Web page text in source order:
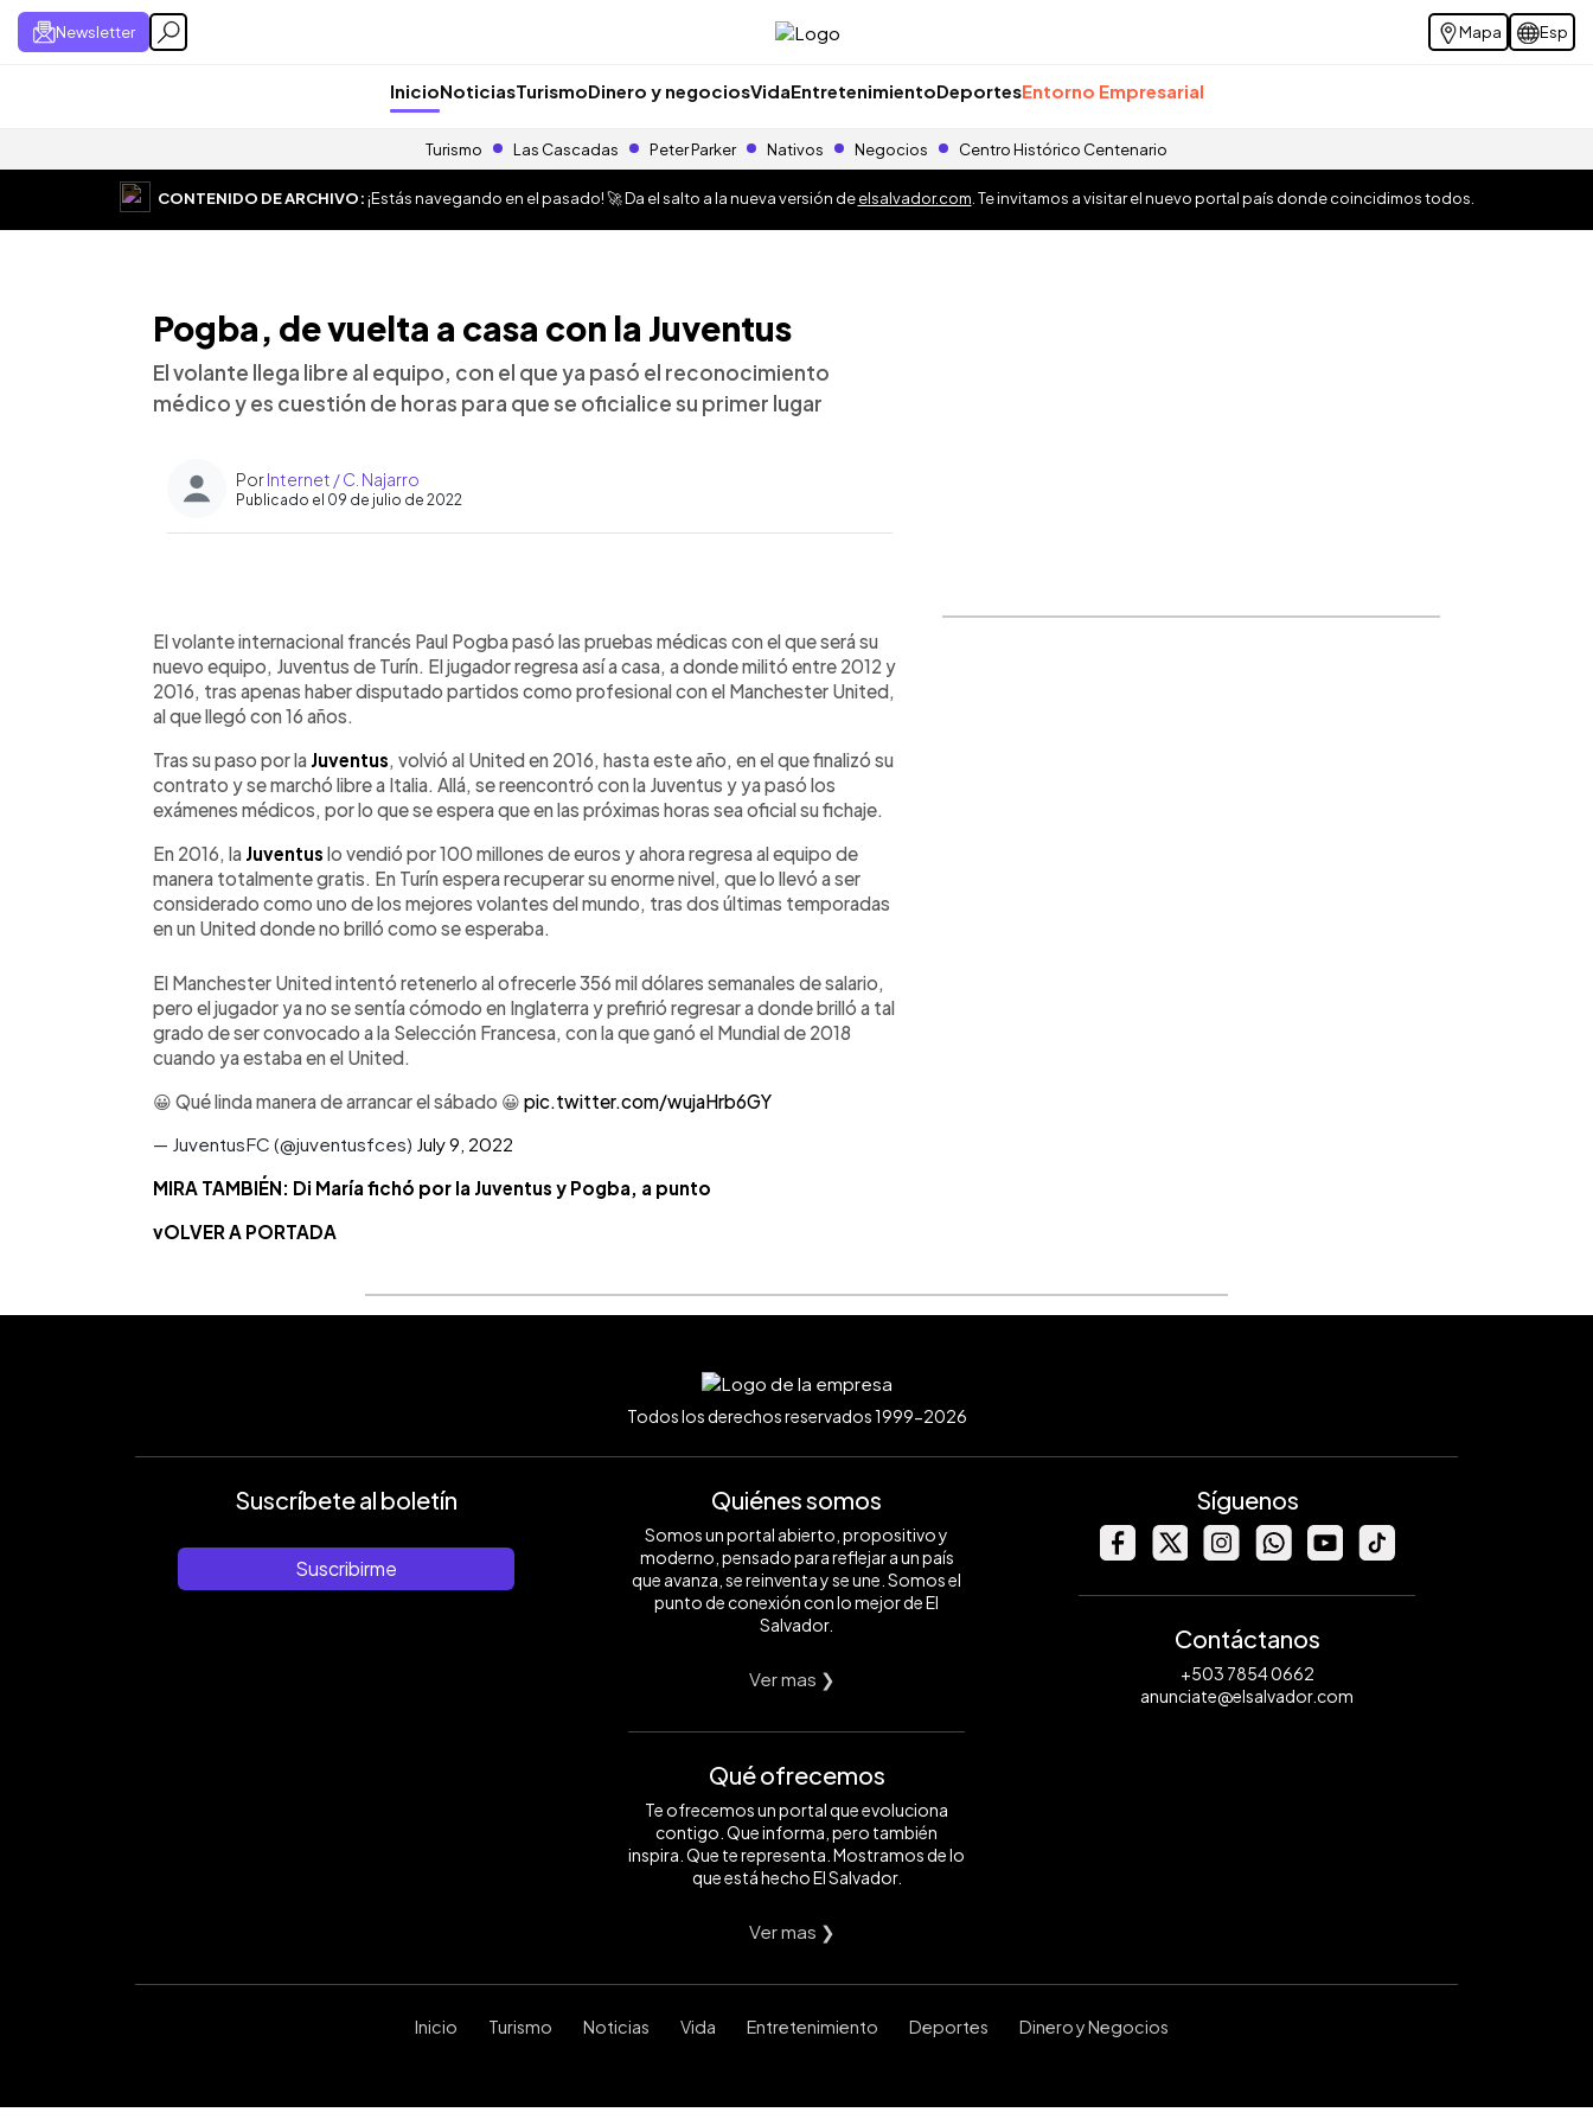
Newsletter Mapa Esp
InicioNoticiasTurismoDinero y negociosVidaEntretenimientoDeportesEntorno Empresarial
Turismo Las Cascadas Peter Parker Nativos Negocios Centro Histórico Centenario
CONTENIDO DE ARCHIVO:¡Estás navegando en el pasado! 🚀 Da el salto a la nueva versión deelsalvador.com . Te invitamos a visitar el nuevo portal país donde coincidimos todos.
Pogba, de vuelta a casa con la Juventus
El volante llega libre al equipo, con el que ya pasó el reconocimiento
médico y es cuestión de horas para que se oficialice su primer lugar
PorInternet / C. Najarro
Publicado el 09 de julio de 2022
► Escuchar artículo
El volante internacional francés Paul Pogba pasó las pruebas médicas con el que será su
nuevo equipo, Juventus de Turín. El jugador regresa así a casa, a donde militó entre 2012 y
2016, tras apenas haber disputado partidos como profesional con el Manchester United,
al que llegó con 16 años.
Tras su paso por la Juventus, volvió al United en 2016, hasta este año, en el que finalizó su
contrato y se marchó libre a Italia. Allá, se reencontró con la Juventus y ya pasó los
exámenes médicos, por lo que se espera que en las próximas horas sea oficial su fichaje.
En 2016, la Juventus lo vendió por 100 millones de euros y ahora regresa al equipo de
manera totalmente gratis. En Turín espera recuperar su enorme nivel, que lo llevó a ser
considerado como uno de los mejores volantes del mundo, tras dos últimas temporadas
en un United donde no brilló como se esperaba.
El Manchester United intentó retenerlo al ofrecerle 356 mil dólares semanales de salario,
pero el jugador ya no se sentía cómodo en Inglaterra y prefirió regresar a donde brilló a tal
grado de ser convocado a la Selección Francesa, con la que ganó el Mundial de 2018
cuando ya estaba en el United.
😀 Qué linda manera de arrancar el sábado 😀 pic.twitter.com/wujaHrb6GY
— JuventusFC (@juventusfces) July 9, 2022
MIRA TAMBIÉN: Di María fichó por la Juventus y Pogba, a punto
vOLVER A PORTADA
Todos los derechos reservados 1999-2026
Suscríbete al boletín
Suscribirme
Quiénes somos
Somos un portal abierto, propositivo y
moderno, pensado para reflejar a un país
que avanza, se reinventa y se une. Somos el
punto de conexión con lo mejor de El
Salvador.
Ver mas ❯
Qué ofrecemos
Te ofrecemos un portal que evoluciona
contigo. Que informa, pero también
inspira. Que te representa. Mostramos de lo
que está hecho El Salvador.
Ver mas ❯
Síguenos
Contáctanos
+503 7854 0662
anunciate@elsalvador.com
Inicio Turismo Noticias Vida Entretenimiento Deportes Dinero y Negocios